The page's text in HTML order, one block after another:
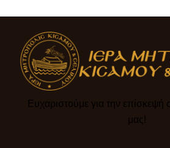
Ευχαριστούμε για την επίσκεψή
μας!​